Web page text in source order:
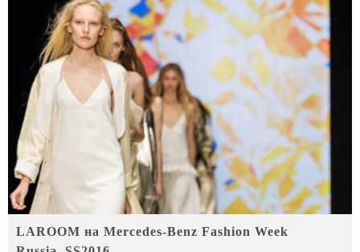
LAROOM на Mercedes-Benz Fashion Week